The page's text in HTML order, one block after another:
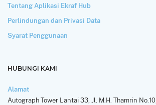
Tentang Aplikasi Ekraf Hub
Perlindungan dan Privasi Data
Syarat Penggunaan
HUBUNGI KAMI
Alamat
Autograph Tower Lantai 33, Jl. M.H. Thamrin